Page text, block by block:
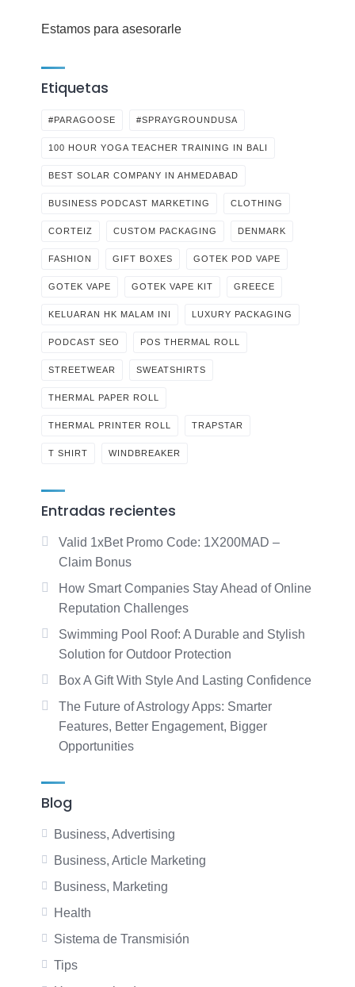
Estamos para asesorarle
Etiquetas
#PARAGOOSE #SPRAYGROUNDUSA
100 HOUR YOGA TEACHER TRAINING IN BALI
BEST SOLAR COMPANY IN AHMEDABAD
BUSINESS PODCAST MARKETING CLOTHING
CORTEIZ CUSTOM PACKAGING DENMARK
FASHION GIFT BOXES GOTEK POD VAPE
GOTEK VAPE GOTEK VAPE KIT GREECE
KELUARAN HK MALAM INI LUXURY PACKAGING
PODCAST SEO POS THERMAL ROLL
STREETWEAR SWEATSHIRTS
THERMAL PAPER ROLL
THERMAL PRINTER ROLL TRAPSTAR
T SHIRT WINDBREAKER
Entradas recientes
Valid 1xBet Promo Code: 1X200MAD –
Claim Bonus
How Smart Companies Stay Ahead of Online
Reputation Challenges
Swimming Pool Roof: A Durable and Stylish
Solution for Outdoor Protection
Box A Gift With Style And Lasting Confidence
The Future of Astrology Apps: Smarter
Features, Better Engagement, Bigger
Opportunities
Blog
Business, Advertising
Business, Article Marketing
Business, Marketing
Health
Sistema de Transmisión
Tips